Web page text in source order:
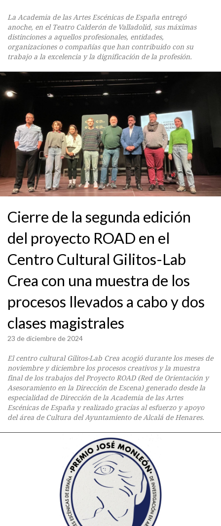
La Academia de las Artes Escénicas de España entregó
anoche, en el Teatro Calderón de Valladolid, sus máximas
distinciones a aquellos profesionales, entidades,
organizaciones o compañías que han contribuido con su
trabajo a la excelencia y la dignificación de la profesión.
Cierre de la segunda edición
del proyecto ROAD en el
Centro Cultural Gilitos-Lab
Crea con una muestra de los
procesos llevados a cabo y dos
clases magistrales
23 de diciembre de 2024
El centro cultural Gilitos-Lab Crea acogió durante los meses de
noviembre y diciembre los procesos creativos y la muestra
final de los trabajos del Proyecto ROAD (Red de Orientación y
Asesoramiento en la Dirección de Escena) generado desde la
especialidad de Dirección de la Academia de las Artes
Escénicas de España y realizado gracias al esfuerzo y apoyo
del área de Cultura del Ayuntamiento de Alcalá de Henares.